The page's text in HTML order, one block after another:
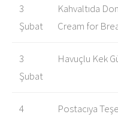
3
Şubat
Kahvaltıda
Cream for
3
Şubat
Havuçlu Kek
4
Postacıya